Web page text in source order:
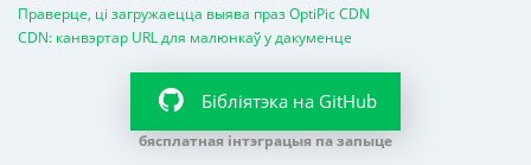
Праверце, ці загружаецца выява праз OptiPic CDN
CDN: канвэртар URL для малюнкаў у дакуменце
Бібліятэка на GitHub
бясплатная інтэграцыя па запыце